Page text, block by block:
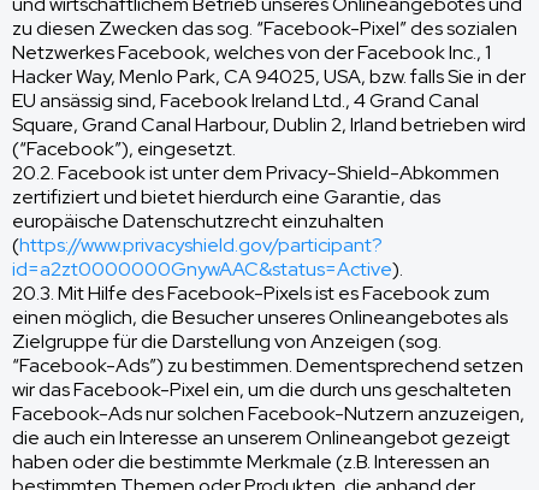
zu diesen Zwecken das sog. “Facebook-Pixel” des sozialen
Netzwerkes Facebook, welches von der Facebook Inc., 1
Hacker Way, Menlo Park, CA 94025, USA, bzw. falls Sie in der
EU ansässig sind, Facebook Ireland Ltd., 4 Grand Canal
Square, Grand Canal Harbour, Dublin 2, Irland betrieben wird
(“Facebook”), eingesetzt.
20.2. Facebook ist unter dem Privacy-Shield-Abkommen
zertifiziert und bietet hierdurch eine Garantie, das
europäische Datenschutzrecht einzuhalten
(https://www.privacyshield.gov/participant?
id=a2zt0000000GnywAAC&status=Active).
20.3. Mit Hilfe des Facebook-Pixels ist es Facebook zum
einen möglich, die Besucher unseres Onlineangebotes als
Zielgruppe für die Darstellung von Anzeigen (sog.
“Facebook-Ads”) zu bestimmen. Dementsprechend setzen
wir das Facebook-Pixel ein, um die durch uns geschalteten
Facebook-Ads nur solchen Facebook-Nutzern anzuzeigen,
die auch ein Interesse an unserem Onlineangebot gezeigt
haben oder die bestimmte Merkmale (z.B. Interessen an